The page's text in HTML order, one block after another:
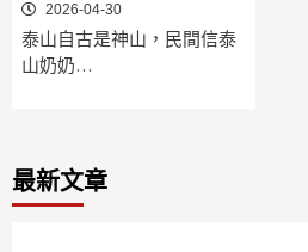
2026-04-30
泰山自古是神山，民間信泰
山奶奶…
最新文章